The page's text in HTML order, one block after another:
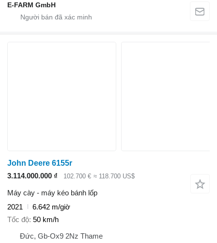
E-FARM GmbH
John Deere 6155r
3.114.000.000 ₫
102.700 € ≈ 118.700 US$
Máy cày - máy kéo bánh lốp
2021
6.642 m/giờ
Tốc độ 50 km/h
Đức, Gb-Ox9 2Nz Thame